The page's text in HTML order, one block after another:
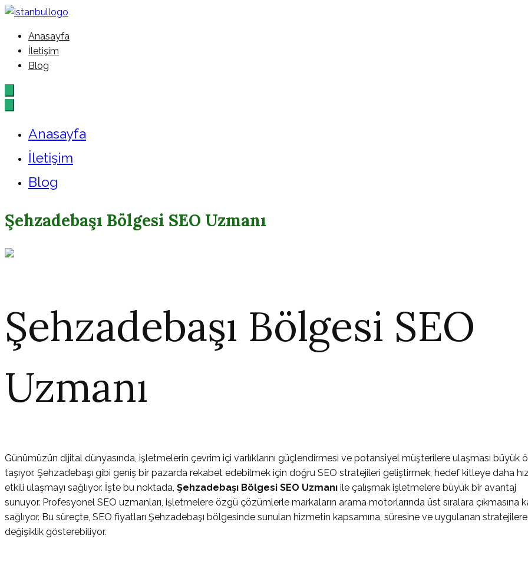
İçeriğe
İstanbul – Google – Reklam – Ajansı
Anasayfa
İletişim
Blog
Anasayfa
İletişim
Blog
Şehzadebaşı Bölgesi SEO Uzmanı
Şehzadebaşı Bölgesi SEO
Uzmanı
Günümüzün dijital dünyasında, işletmelerin çevrim içi varlıklarını güçlendirmesi ve potansiyel müşterilere ulaşması büyük
taşıyor. Şehzadebaşı gibi geniş bir pazarda rekabet edebilmek için doğru SEO stratejileri geliştirmek, hedef kitleye daha
etkili ulaşmayı sağlıyor. İşte bu noktada, Şehzadebaşı Bölgesi SEO Uzmanı ile çalışmak işletmelere büyük bir avantaj
sunuyor. Profesyonel SEO uzmanları, işletmelere özgü çözümlerle markaların arama motorlarında üst sıralara çıkmasına
sağlıyor. Bu süreçte, SEO fiyatları Şehzadebaşı bölgesinde sunulan hizmetin kapsamına, süresine ve uygulanan
değişiklik gösterebiliyor.